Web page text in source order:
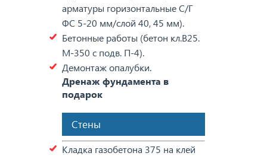
арматуры горизонтальные С/Г
ФС 5-20 мм/слой 40, 45 мм).
Бетонные работы (бетон кл.В25.
М-350 с подв. П-4).
Демонтаж опалубки.
Дренаж фундамента в
подарок
Стены
Кладка газобетона 375 на клей